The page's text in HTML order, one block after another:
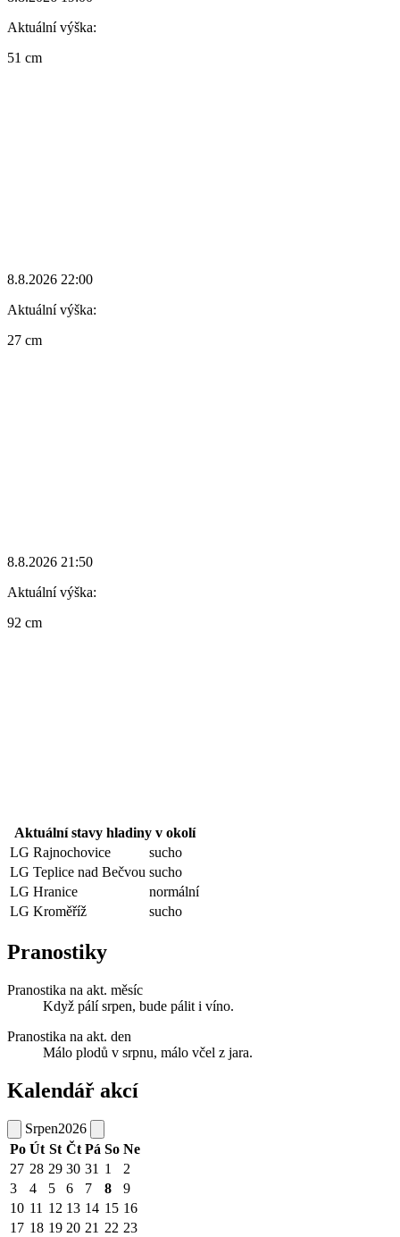
Aktuální výška:
51 cm
8.8.2026 22:00
Aktuální výška:
27 cm
8.8.2026 21:50
Aktuální výška:
92 cm
Aktuální stavy hladiny v okolí
LG Rajnochovice
sucho
LG Teplice nad Bečvou sucho
LG Hranice
normální
LG Kroměříž
sucho
Pranostiky
Pranostika na akt. měsíc
Když pálí srpen, bude pálit i víno.
Pranostika na akt. den
Málo plodů v srpnu, málo včel z jara.
Kalendář akcí
Srpen2026
Po Út St Čt Pá So Ne
27 28 29 30 31 1
2
3
4 5 6 7 8
9
10 11 12 13 14 15 16
17 18 19 20 21 22 23